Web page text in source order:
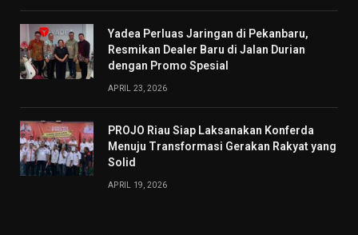
Yadea Perluas Jaringan di Pekanbaru,
Resmikan Dealer Baru di Jalan Durian
dengan Promo Spesial
APRIL 23, 2026
PROJO Riau Siap Laksanakan Konferda
Menuju Transformasi Gerakan Rakyat yang
Solid
APRIL 19, 2026